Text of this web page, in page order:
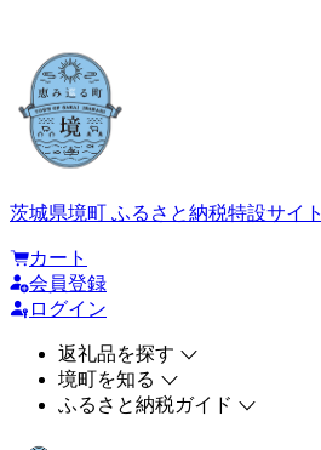
茨城県境町 ふるさと納税特設サイト
カート
会員登録
ログイン
返礼品を探す
境町を知る
ふるさと納税ガイド